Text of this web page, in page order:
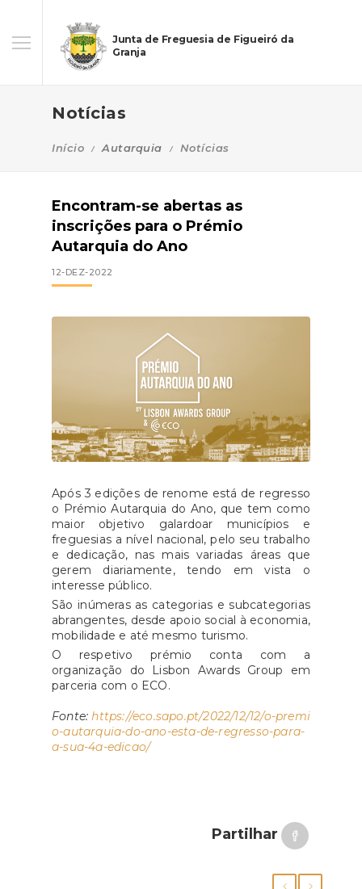
Junta de Freguesia de Figueiró da
Granja
Notícias
Início Autarquia Notícias
Encontram-se abertas as
inscrições para o Prémio
Autarquia do Ano
12-DEZ-2022
Após 3 edições de renome está de regresso
o Prémio Autarquia do Ano, que tem como
maior objetivo galardoar municípios e
freguesias a nível nacional, pelo seu trabalho
e dedicação, nas mais variadas áreas que
gerem diariamente, tendo em vista o
interesse público.
São inúmeras as categorias e subcategorias
abrangentes, desde apoio social à economia,
mobilidade e até mesmo turismo.
O respetivo prémio conta com a
organização do Lisbon Awards Group em
parceria com o ECO.
Fonte:https://eco.sapo.pt/2022/12/12/o-premi
o-autarquia-do-ano-esta-de-regresso-para-
a-sua-4a-edicao/
Partilhar